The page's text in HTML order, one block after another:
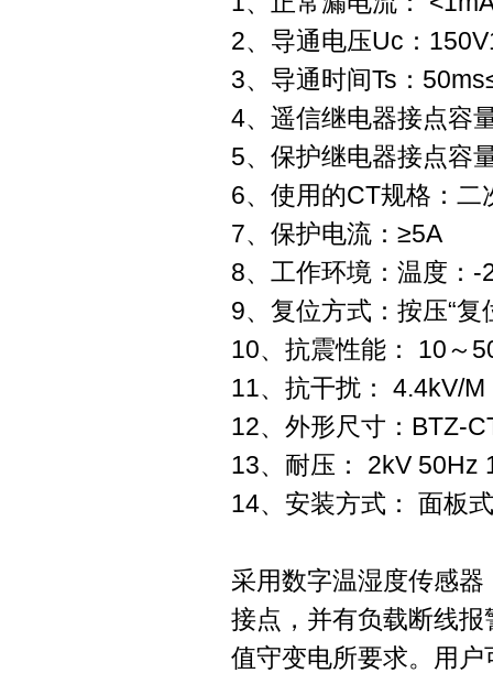
2、导通电压Uc：
3、导通时间Ts：
4、遥信继电器接点容
5、保护继电器接点容
6、使用的CT规格：二
7、保护电流：≥5A
8、工作环境：温度
9、复位方式：按压“复
10、抗震性能： 10～
11、抗干扰： 4.4kV/M
12、外形尺寸：BTZ-
13、耐压： 2kV 50Hz
14、安装方式： 面板
采用数字温湿度传感
接点，并有负载断线
值守变电所要求。用